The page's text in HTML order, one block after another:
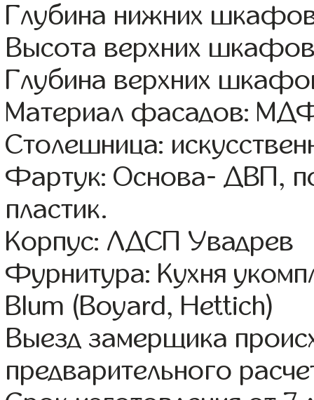
Глубина нижних
Высота верхних
Глубина верхних
Материал фасадов:
Столешница:
Фартук: Основа- ДВП,
пластик.
Корпус: ЛДСП Увадрев
Фурнитура: Кухня
Blum (Boyard, Hettich)
Выезд замерщика
предварительного